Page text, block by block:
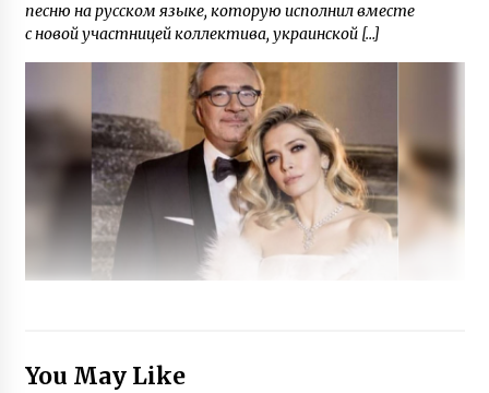
песню на русском языке, которую исполнил вместе
с новой участницей коллектива, украинской […]
You May Like